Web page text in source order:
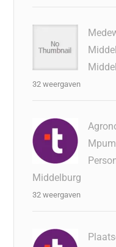
32 weergaven
Middelburg
32 weergaven